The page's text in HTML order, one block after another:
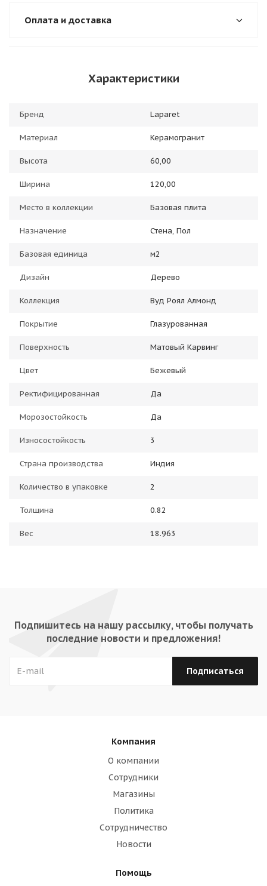
Оплата и доставка
Характеристики
Бренд Laparet
Материал Керамогранит
Высота 60,00
Ширина 120,00
Место в коллекции Базовая плита
Назначение Стена, Пол
Базовая единица м2
Дизайн Дерево
Коллекция Вуд Роял Алмонд
Покрытие Глазурованная
Поверхность Матовый Карвинг
Цвет Бежевый
Ректифицированная Да
Морозостойкость Да
Износостойкость 3
Страна производства Индия
Количество в упаковке 2
Толщина 0.82
Вес 18.963
Подпишитесь на нашу рассылку, чтобы получать
последние новости и предложения!
Компания
О компании
Сотрудники
Магазины
Политика
Сотрудничество
Новости
Помощь